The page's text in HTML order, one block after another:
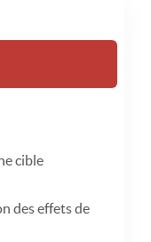
cible
des effets de